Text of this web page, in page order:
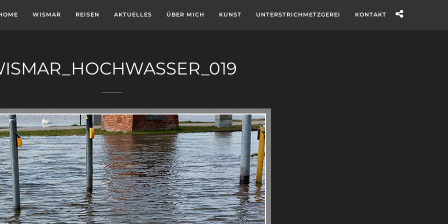
WISMAR REISEN AKTUELLES ÜBER MICH KUNST UNTERSTRICHMETZGEREI KONTAKT